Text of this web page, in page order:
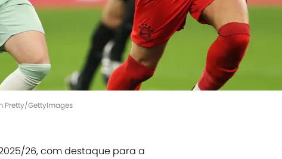
Pretty/GettyImages
26, com destaque para a